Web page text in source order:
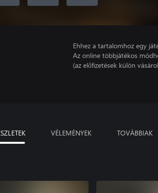
Ehhez a tartalomhoz egy
Az online többjátékos
(az előfizetések külön
VÉLEMÉNYEK TOVÁBBIAK